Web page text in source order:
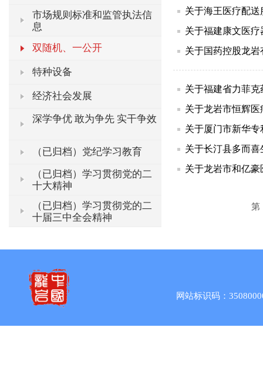
市场规则标准和监管执法信
息
双随机、一公开
特种设备
经济社会发展
深学争优 敢为争先 实干争效
（已归档）党纪学习教育
（已归档）学习贯彻党的二
十大精神
（已归档）学习贯彻党的二
十届三中全会精神
关于海王医疗配
关于福建康文医
关于国药控股龙
关于福建省力菲
关于龙岩市恒辉
关于厦门市新华
关于长汀县多而
关于龙岩市和亿
第
网站标识码：